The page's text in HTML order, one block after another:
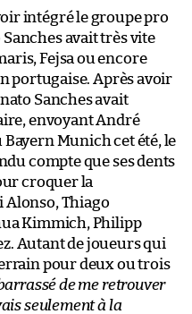
intégré le groupe pro
avait très vite
Fejsa ou encore
portugaise. Après avoir
Sanches avait
envoyant André
Munich cet été, le
compte que ses dents
croquer la
Alonso, Thiago
Kimmich, Philipp
Autant de joueurs qui
pour deux ou trois
de me retrouver
seulement à la